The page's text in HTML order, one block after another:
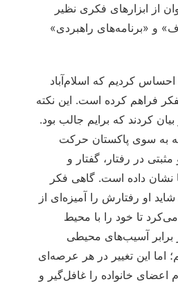
از ابزارهای فکری نظیر
و «برنامه‌های راهبردی»
کردیم که اسلام‌آباد
فراهم کرده است. این نکته
کردند که برایم جالب بود.
به سوی پاکستان حرکت
در رفتار، گفتار و
نشان داده است. گاهی فکر
او رفتارش را آمیزه‌ای از
تا خود را با محیط
برابر آسیب‌های محیطی
اما این تغییر در هر عرصه‌ای
اعضای خانواده را غافل‌گیر و